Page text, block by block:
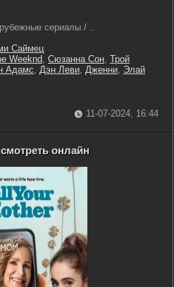
сериалы / ..
Саймец
Weeknd, Сюзанна Сон, Трой
Адамс, Дэн Леви, Дженни, Элай
11-07-2024, 16:44
онлайн